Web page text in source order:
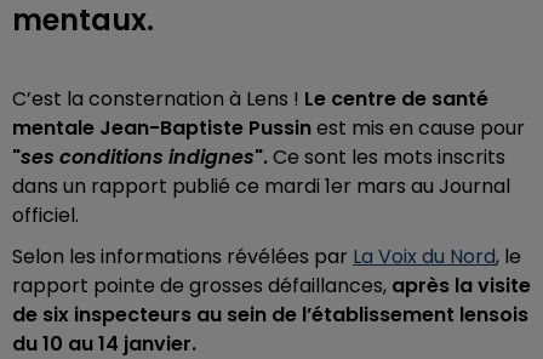
mentaux.
C’est la consternation à Lens ! Le centre de santé
mentale Jean-Baptiste Pussinest mis en cause pour
"ses conditions indignes".Ce sont les mots inscrits
dans un rapport publié ce mardi 1er mars au Journal
officiel.
Selon les informations révélées par La Voix du Nord, le
rapport pointe de grosses défaillances, après la visite
de six inspecteurs au sein de l’établissement lensois
du 10 au 14 janvier.